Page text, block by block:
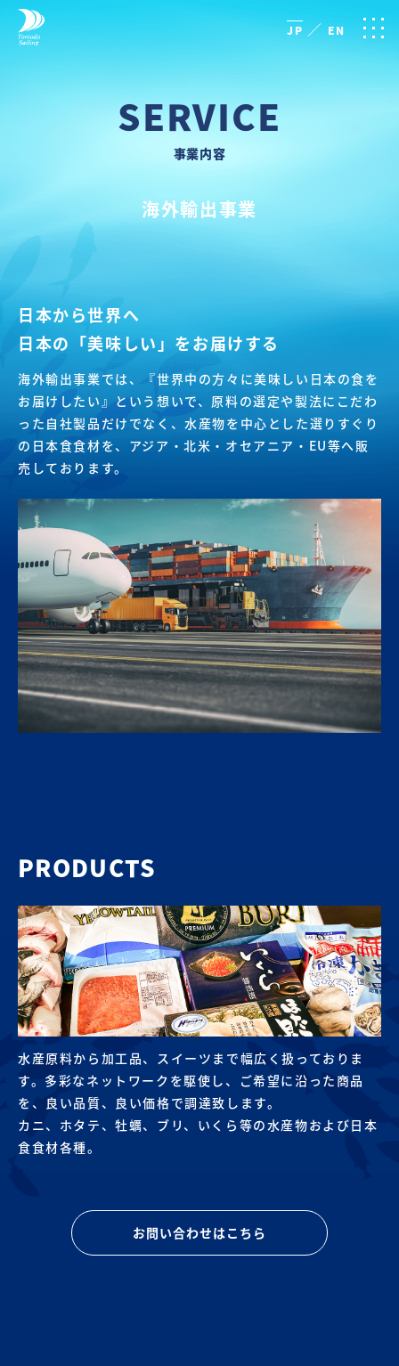
JP ／ EN
SERVICE
事業内容
海外輸出事業
日本から世界へ
日本の「美味しい」をお届けする
海外輸出事業では、『世界中の方々に美味しい日本の食を
お届けしたい』という想いで、原料の選定や製法にこだわ
った自社製品だけでなく、水産物を中心とした選りすぐり
の日本食食材を、アジア・北米・オセアニア・EU等へ販
売しております。
PRODUCTS
水産原料から加工品、スイーツまで幅広く扱っておりま
す。多彩なネットワークを駆使し、ご希望に沿った商品
を、良い品質、良い価格で調達致します。
カニ、ホタテ、牡蠣、ブリ、いくら等の水産物および日本
食食材各種。
お問い合わせはこちら